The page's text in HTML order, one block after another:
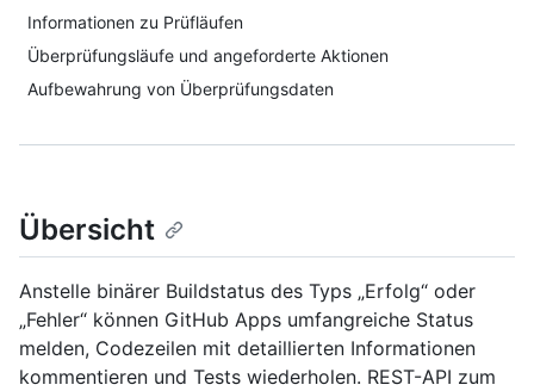
Informationen zu Prüfläufen
Überprüfungsläufe und angeforderte Aktionen
Aufbewahrung von Überprüfungsdaten
Übersicht
Anstelle binärer Buildstatus des Typs „Erfolg“ oder
„Fehler“ können GitHub Apps umfangreiche Status
melden, Codezeilen mit detaillierten Informationen
kommentieren und Tests wiederholen. REST-API zum